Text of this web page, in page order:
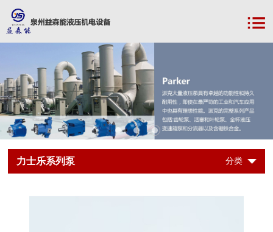
力士乐系列泵 分类